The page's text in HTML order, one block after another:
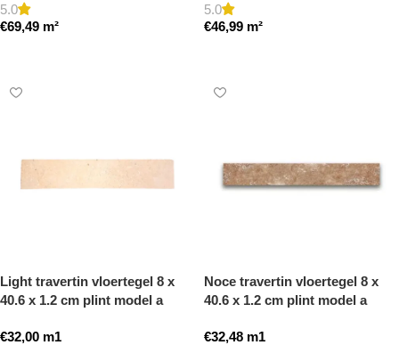
5.0
€69,49 m²
5.0
€46,99 m²
Light travertin vloertegel 8 x
40.6 x 1.2 cm plint model a
€32,00 m1
Noce travertin vloertegel 8 x
40.6 x 1.2 cm plint model a
€32,48 m1